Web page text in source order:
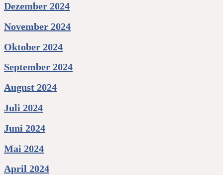
Dezember 2024
November 2024
Oktober 2024
September 2024
August 2024
Juli 2024
Juni 2024
Mai 2024
April 2024